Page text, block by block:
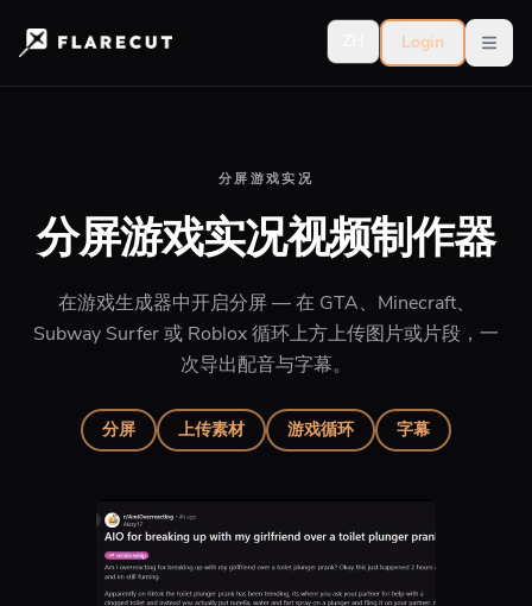
Login
分屏游戏实况
分屏游戏实况视频制作器
在游戏生成器中开启分屏 — 在 GTA、Minecraft、
Subway Surfer 或 Roblox 循环上方上传图片或片段，一
次导出配音与字幕。
分屏 上传素材 游戏循环 字幕